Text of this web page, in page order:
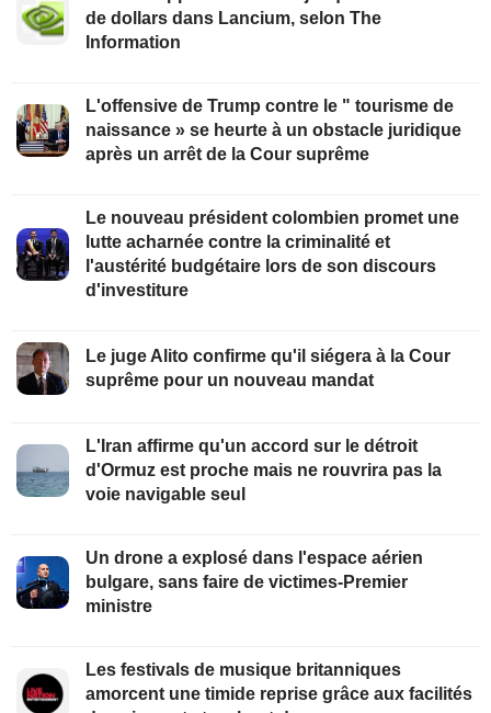
de dollars dans Lancium, selon The
Information
L'offensive de Trump contre le " tourisme de
naissance » se heurte à un obstacle juridique
après un arrêt de la Cour suprême
Le nouveau président colombien promet une
lutte acharnée contre la criminalité et
l'austérité budgétaire lors de son discours
d'investiture
Le juge Alito confirme qu'il siégera à la Cour
suprême pour un nouveau mandat
L'Iran affirme qu'un accord sur le détroit
d'Ormuz est proche mais ne rouvrira pas la
voie navigable seul
Un drone a explosé dans l'espace aérien
bulgare, sans faire de victimes-Premier
ministre
Les festivals de musique britanniques
amorcent une timide reprise grâce aux facilités